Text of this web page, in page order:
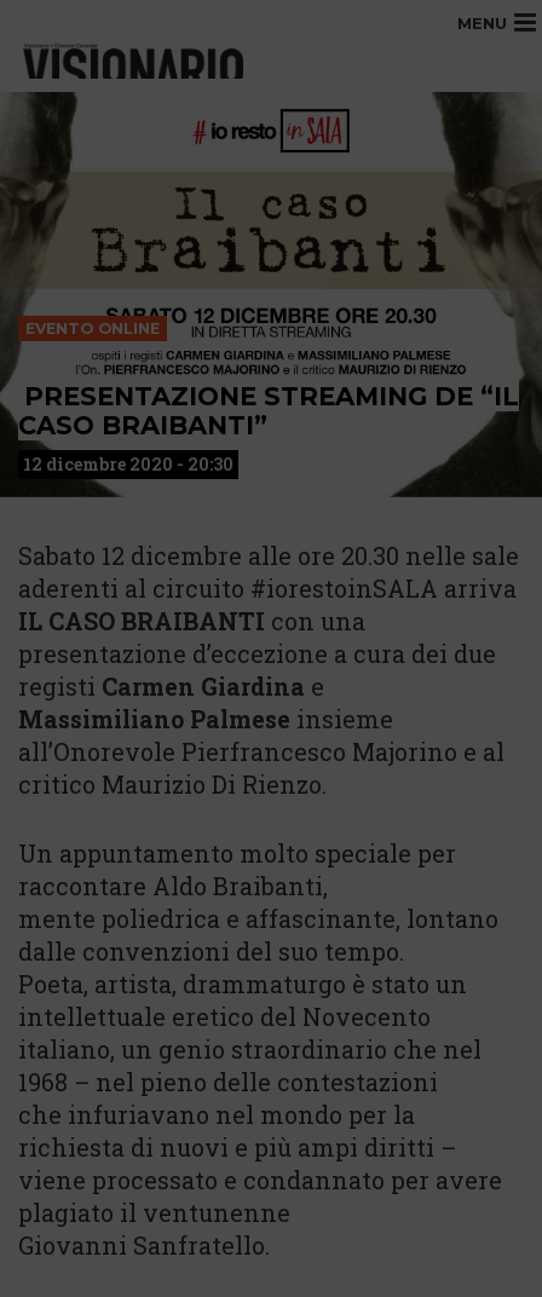
MENU
EVENTO ONLINE
PRESENTAZIONE STREAMING DE “IL
CASO BRAIBANTI”
12 dicembre 2020 - 20:30
Sabato 12 dicembre alle ore 20.30 nelle sale
aderenti al circuito #iorestoinSALA arriva
IL CASO BRAIBANTI con una
presentazione d’eccezione a cura dei due
registi Carmen Giardina e
Massimiliano Palmese insieme
all’Onorevole Pierfrancesco Majorino e al
critico Maurizio Di Rienzo.
Un appuntamento molto speciale per
raccontare Aldo Braibanti,
mente poliedrica e affascinante, lontano
dalle convenzioni del suo tempo.
Poeta, artista, drammaturgo è stato un
intellettuale eretico del Novecento
italiano, un genio straordinario che nel
1968 – nel pieno delle contestazioni
che infuriavano nel mondo per la
richiesta di nuovi e più ampi diritti –
viene processato e condannato per avere
plagiato il ventunenne
Giovanni Sanfratello.